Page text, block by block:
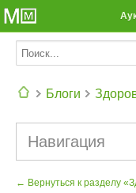
Блоги
Навигация
← Вернуться к разделу